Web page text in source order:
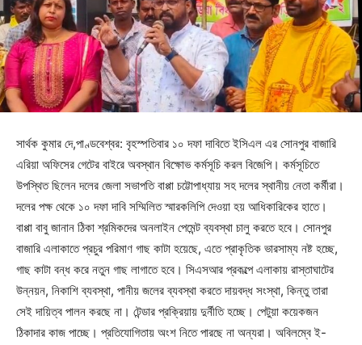
সার্থক কুমার দে,পাণ্ডবেশ্বর: বৃহস্পতিবার ১০ দফা দাবিতে ইসিএল এর সোনপুর বাজারি
এরিয়া অফিসের গেটের বাইরে অবস্থান বিক্ষোভ কর্মসূচি করল বিজেপি। কর্মসূচিতে
উপস্থিত ছিলেন দলের জেলা সভাপতি বাপ্পা চট্টোপাধ্যায় সহ দলের স্থানীয় নেতা কর্মীরা।
দলের পক্ষ থেকে ১০ দফা দাবি সম্মিলিত স্মারকলিপি দেওয়া হয় আধিকারিকের হাতে।
বাপ্পা বাবু জানান ঠিকা শ্রমিকদের অনলাইন পেমেন্ট ব্যবস্থা চালু করতে হবে। সোনপুর
বাজারি এলাকাতে প্রচুর পরিমাণ গাছ কাটা হয়েছে, এতে প্রাকৃতিক ভারসাম্য নষ্ট হচ্ছে,
গাছ কাটা বন্ধ করে নতুন গাছ লাগাতে হবে। সিএসআর প্রকল্পে এলাকায় রাস্তাঘাটের
উন্নয়ন, নিকাশি ব্যবস্থা, পানীয় জলের ব্যবস্থা করতে দায়বদ্ধ সংস্থা, কিন্তু তারা
সেই দায়িত্ব পালন করছে না। টেন্ডার প্রক্রিয়ায় দুর্নীতি হচ্ছে। পেটুয়া কয়েকজন
ঠিকাদার কাজ পাচ্ছে। প্রতিযোগিতায় অংশ নিতে পারছে না অন্যরা। অবিলম্বে ই-